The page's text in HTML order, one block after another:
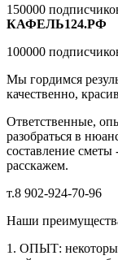
150000
КАФЕЛЬ124.РФ
100000
Мы гордимся
качественно,
Ответственные,
разобраться в
составление
расскажем.
т.8 902-924-70-96
Наши
1. ОПЫТ: